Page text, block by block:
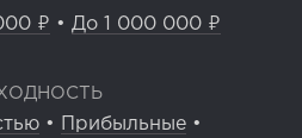
₽ • До 1 000 000 ₽
• Прибыльные •